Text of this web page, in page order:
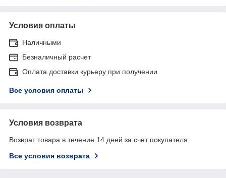
Условия оплаты
Наличными
Безналичный расчет
Оплата доставки курьеру при получении
Все условия оплаты
Условия возврата
Возврат товара в течение 14 дней за счет покупателя
Все условия возврата